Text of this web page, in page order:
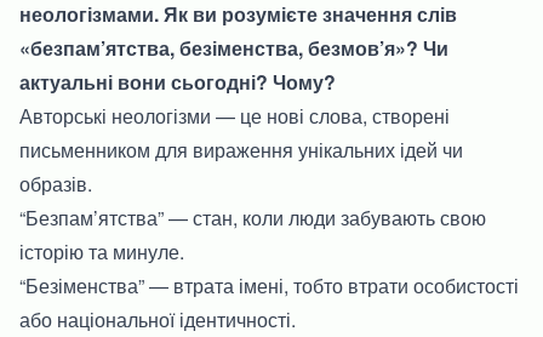
неологізмами. Як ви розумієте значення слів
«безпам’ятства, безіменства, безмов’я»? Чи
актуальні вони сьогодні? Чому?
Авторські неологізми — це нові слова, створені
письменником для вираження унікальних ідей чи
образів.
“Безпам’ятства” — стан, коли люди забувають свою
історію та минуле.
“Безіменства” — втрата імені, тобто втрати особистості
або національної ідентичності.